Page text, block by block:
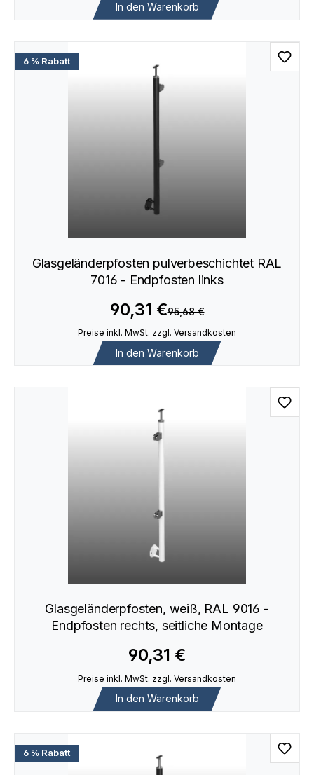
In den Warenkorb
6 % Rabatt
Glasgeländerpfosten pulverbeschichtet RAL
7016 - Endpfosten links
90,31 €95,68 €
Preise inkl. MwSt. zzgl. Versandkosten
In den Warenkorb
Glasgeländerpfosten, weiß, RAL 9016 -
Endpfosten rechts, seitliche Montage
90,31 €
Preise inkl. MwSt. zzgl. Versandkosten
In den Warenkorb
6 % Rabatt